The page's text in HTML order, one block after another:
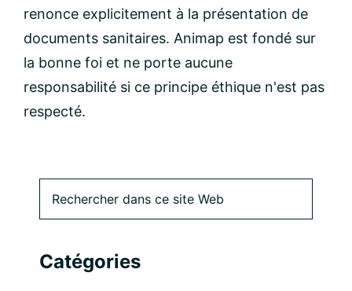
renonce explicitement à la présentation de
documents sanitaires. Animap est fondé sur
la bonne foi et ne porte aucune
responsabilité si ce principe éthique n'est pas
respecté.
Barre
latérale
principale
dans
Web
Catégories